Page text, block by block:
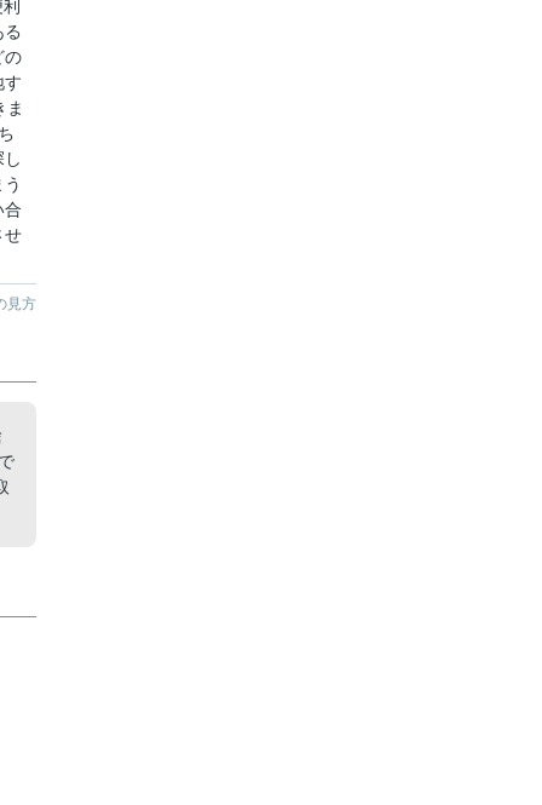
の
す
ま
合
せ
見方